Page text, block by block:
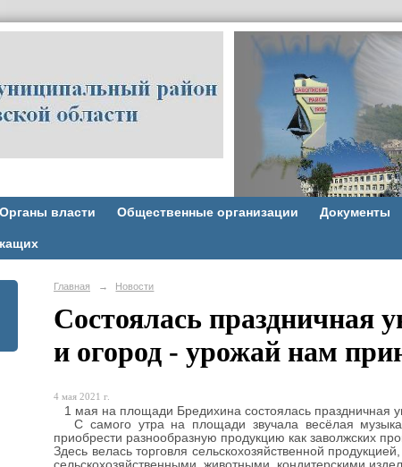
Органы власти Общественные организации Документы
Главная → Новости
Состоялась праздничная
и огород - урожай нам
4 мая 2021 г.
1 мая на площади Бредихина состоялась праздничная
С самого утра на площади звучала весёлая
приобрести разнообразную продукцию как заволжских
Здесь велась торговля сельскохозяйственной продукцией